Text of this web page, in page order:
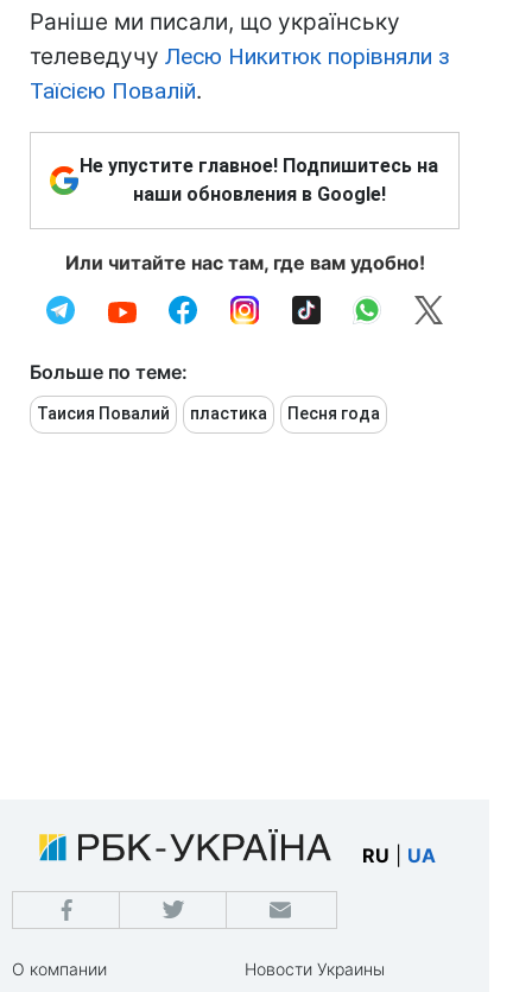
Раніше ми писали, що українську
телеведучу Лесю Никитюк порівняли з
Таїсією Повалій.
Не упустите главное! Подпишитесь на
наши обновления в Google!
Или читайте нас там, где вам удобно!
Больше по теме:
Таисия Повалий пластика Песня года
RU UA
О компании
Новости Украины